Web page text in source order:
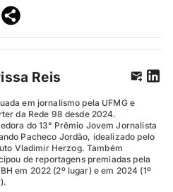
Reis
em jornalismo pela UFMG e
da Rede 98 desde 2024.
do 13° Prêmio Jovem Jornalista
Pacheco Jordão, idealizado pelo
Vladimir Herzog. Também
de reportagens premiadas pela
em 2022 (2º lugar) e em 2024 (1º